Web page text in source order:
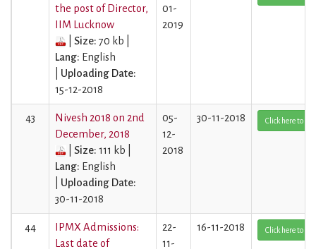
the post of Director,
IIM Lucknow
Size: 70 kb |
Lang: English
Uploading Date:
15-12-2018
01-
2019
43
Nivesh 2018 on 2nd
December, 2018
Size: 111 kb |
Lang: English
Uploading Date:
30-11-2018
05-
12-
2018
30-11-2018 Click here to
44
IPMX Admissions:
Last date of
22-
11-
16-11-2018 Click here to